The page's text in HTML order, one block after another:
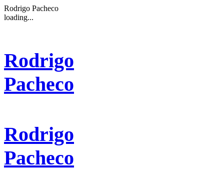
Rodrigo Pacheco
loading...
Rodrigo
Pacheco
Rodrigo
Pacheco